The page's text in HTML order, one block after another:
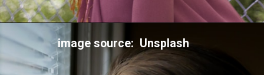
image source: Unsplash